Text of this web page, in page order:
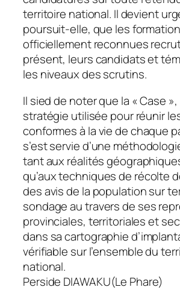
territoire national. Il devient
poursuit-elle, que les
officiellement reconnues
présent, leurs candidats et
les niveaux des scrutins.
Il sied de noter que la « Case
stratégie utilisée pour réunir
conformes à la vie de chaque
s’est servie d’une
tant aux réalités
qu’aux techniques de récolte
des avis de la population sur
sondage au travers de ses
provinciales, territoriales et
dans sa cartographie
vérifiable sur l’ensemble du
national.
Perside DIAWAKU(Le Phare)